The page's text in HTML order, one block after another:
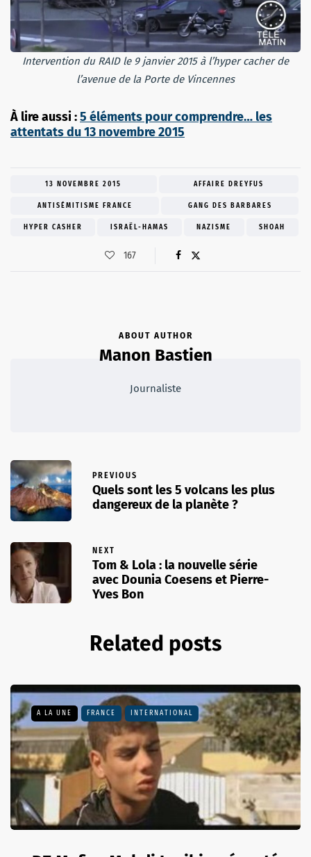
Intervention du RAID le 9 janvier 2015 à l’hyper cacher de
l’avenue de la Porte de Vincennes
À lire aussi :5 éléments pour comprendre… les
attentats du 13 novembre 2015
13 NOVEMBRE 2015 AFFAIRE DREYFUS
ANTISÉMITISME FRANCE GANG DES BARBARES
HYPER CASHER ISRAËL-HAMAS NAZISME SHOAH
167
ABOUT AUTHOR
Manon Bastien
Journaliste
PREVIOUS
Quels sont les 5 volcans les plus
dangereux de la planète ?
NEXT
Tom & Lola : la nouvelle série
avec Dounia Coesens et Pierre-
Yves Bon
Related posts
A LA UNE FRANCE INTERNATIONAL